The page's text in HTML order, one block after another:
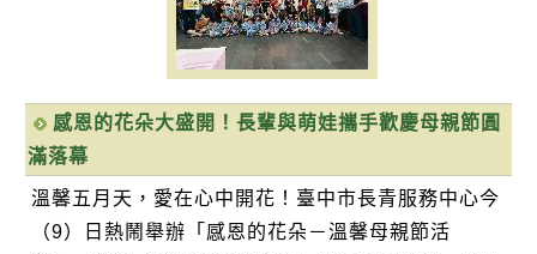
感恩的花朵大盛開！長輩與萌娃攜手歡慶母親節圓
滿落幕
溫馨五月天，愛在心中開花！臺中市長青服務中心今
（9）日熱鬧舉辦「感恩的花朵－溫馨母親節活